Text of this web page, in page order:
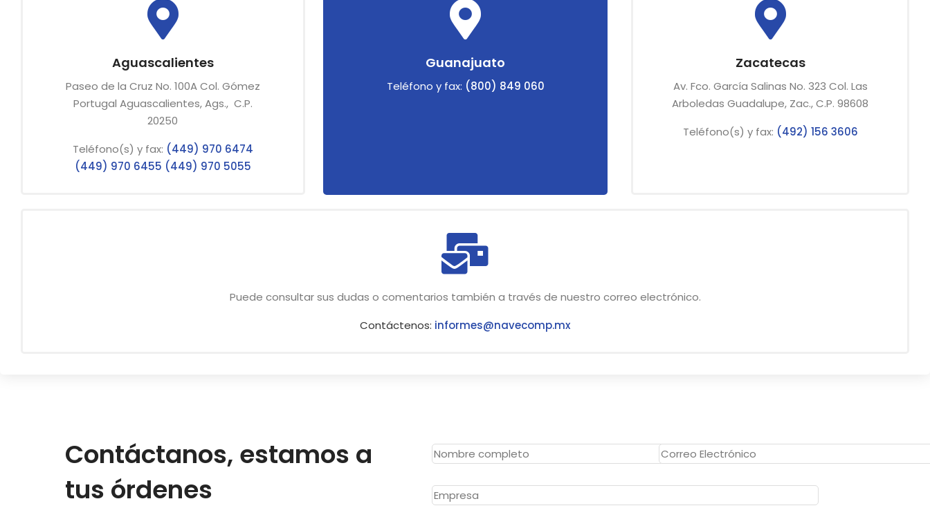
Aguascalientes
Paseo de la Cruz No. 100A Col. Gómez
Portugal Aguascalientes, Ags., C.P.
20250
Teléfono(s) y fax: (449) 970 6474
(449) 970 6455 (449) 970 5055
Guanajuato
Teléfono y fax: (800) 849 060
Zacatecas
Av. Fco. García Salinas No. 323 Col. Las
Arboledas Guadalupe, Zac., C.P. 98608
Teléfono(s) y fax: (492) 156 3606
Puede consultar sus dudas o comentarios también a través de nuestro correo electrónico.
Contáctenos: informes@navecomp.mx
Contáctanos, estamos a
tus órdenes